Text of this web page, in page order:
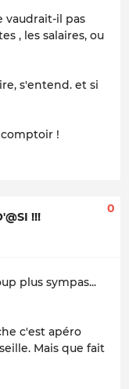
vaudrait-il pas
, les salaires, ou
s'entend. et si
!
!!!
0
plus sympas...
c'est apéro
Mais que fait